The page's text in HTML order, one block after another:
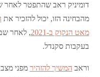
דומיניק ראב שהתפטר
מהבחינה הזו, יכול להזכיר את
מאט הנקוק ב-2021
, לאחר
בעקבות סקנדל.
וראב המשיך להזהיר מפני